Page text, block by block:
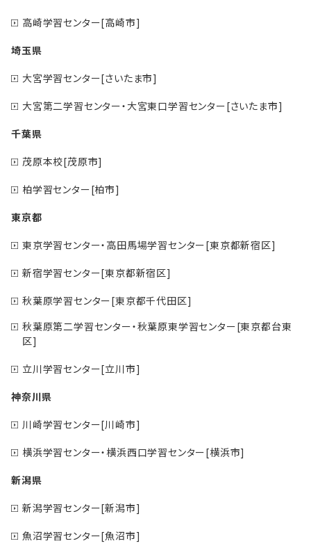
高崎学習センター[高崎市]
埼玉県
大宮学習センター[さいたま市]
大宮第二学習センター・大宮東口学習センター[さいたま市]
千葉県
茂原本校[茂原市]
柏学習センター[柏市]
東京都
東京学習センター・高田馬場学習センター[東京都新宿区]
新宿学習センター[東京都新宿区]
秋葉原学習センター[東京都千代田区]
秋葉原第二学習センター・秋葉原東学習センター[東京都台東
区]
立川学習センター[立川市]
神奈川県
川崎学習センター[川崎市]
横浜学習センター・横浜西口学習センター[横浜市]
新潟県
新潟学習センター[新潟市]
魚沼学習センター[魚沼市]